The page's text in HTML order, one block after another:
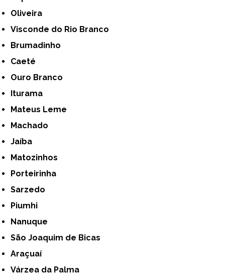
Oliveira
Visconde do Rio Branco
Brumadinho
Caeté
Ouro Branco
Iturama
Mateus Leme
Machado
Jaíba
Matozinhos
Porteirinha
Sarzedo
Piumhi
Nanuque
São Joaquim de Bicas
Araçuaí
Várzea da Palma